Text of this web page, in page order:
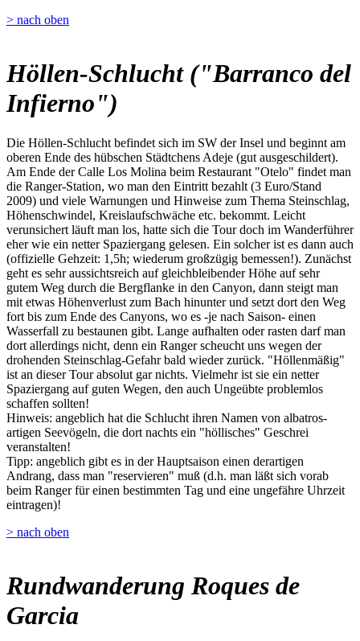
> nach oben
Höllen-Schlucht ("Barranco del
Infierno")
Die Höllen-Schlucht befindet sich im SW der Insel und beginnt am
oberen Ende des hübschen Städtchens Adeje (gut ausgeschildert).
Am Ende der Calle Los Molina beim Restaurant "Otelo" findet man
die Ranger-Station, wo man den Eintritt bezahlt (3 Euro/Stand
2009) und viele Warnungen und Hinweise zum Thema Steinschlag,
Höhenschwindel, Kreislaufschwäche etc. bekommt. Leicht
verunsichert läuft man los, hatte sich die Tour doch im Wanderführer
eher wie ein netter Spaziergang gelesen. Ein solcher ist es dann auch
(offizielle Gehzeit: 1,5h; wiederum großzügig bemessen!). Zunächst
geht es sehr aussichtsreich auf gleichbleibender Höhe auf sehr
gutem Weg durch die Bergflanke in den Canyon, dann steigt man
mit etwas Höhenverlust zum Bach hinunter und setzt dort den Weg
fort bis zum Ende des Canyons, wo es -je nach Saison- einen
Wasserfall zu bestaunen gibt. Lange aufhalten oder rasten darf man
dort allerdings nicht, denn ein Ranger scheucht uns wegen der
drohenden Steinschlag-Gefahr bald wieder zurück. "Höllenmäßig"
ist an dieser Tour absolut gar nichts. Vielmehr ist sie ein netter
Spaziergang auf guten Wegen, den auch Ungeübte problemlos
schaffen sollten!
Hinweis: angeblich hat die Schlucht ihren Namen von albatros-
artigen Seevögeln, die dort nachts ein "höllisches" Geschrei
veranstalten!
Tipp: angeblich gibt es in der Hauptsaison einen derartigen
Andrang, dass man "reservieren" muß (d.h. man läßt sich vorab
beim Ranger für einen bestimmten Tag und eine ungefähre Uhrzeit
eintragen)!
> nach oben
Rundwanderung Roques de
Garcia